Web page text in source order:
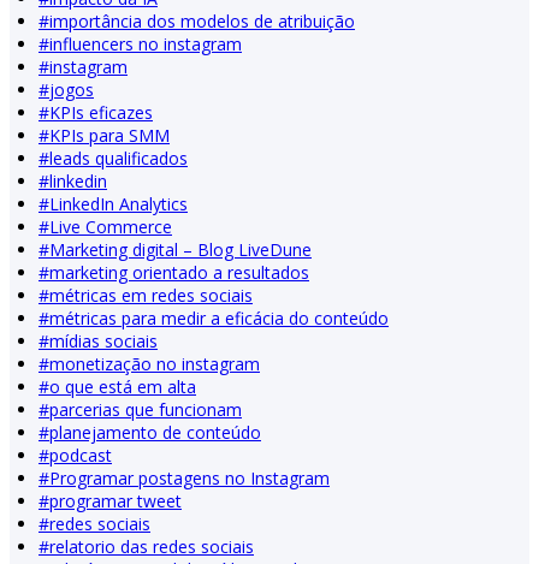
#importância dos modelos de atribuição
#influencers no instagram
#instagram
#jogos
#KPIs eficazes
#KPIs para SMM
#leads qualificados
#linkedin
#LinkedIn Analytics
#Live Commerce
#Marketing digital – Blog LiveDune
#marketing orientado a resultados
#métricas em redes sociais
#métricas para medir a eficácia do conteúdo
#mídias sociais
#monetização no instagram
#o que está em alta
#parcerias que funcionam
#planejamento de conteúdo
#podcast
#Programar postagens no Instagram
#programar tweet
#redes sociais
#relatorio das redes sociais